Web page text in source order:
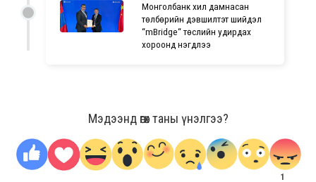
Монголбанк хил дамнасан
төлбөрийн дэвшилтэт шийдэл
“mBridge“ төслийн удирдах
хороонд нэгдлээ
Мэдээнд өгөх таны үнэлгээ?
1